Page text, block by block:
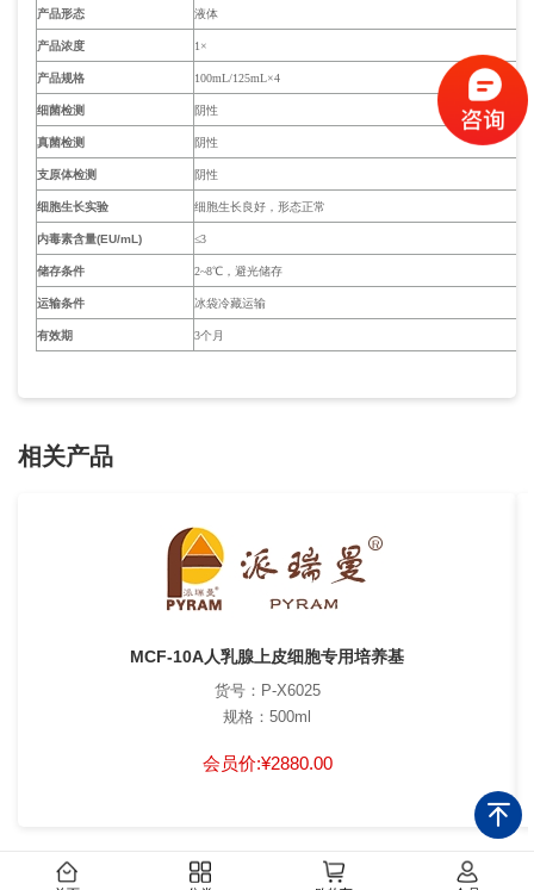
产品形态 液体
产品浓度 1×
产品规格 100mL/125mL×4
细菌检测 阴性
真菌检测 阴性
支原体检测 阴性
细胞生长实验 细胞生长良好，形态正常
内毒素含量(EU/mL) ≤3
储存条件 2~8℃，避光储存
运输条件 冰袋冷藏运输
有效期 3个月
相关产品
MCF-10A人乳腺上皮细胞专用培养基
货号：P-X6025
规格：500ml
会员价:¥2880.00